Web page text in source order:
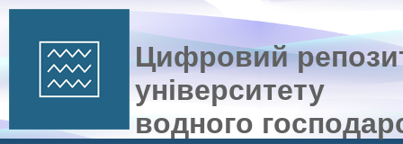
Цифровий
університету
водного